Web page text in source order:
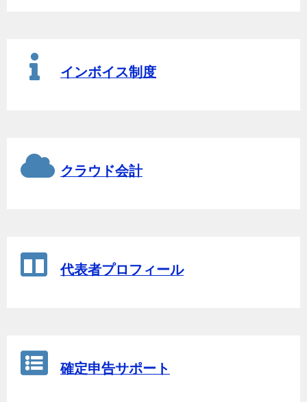
インボイス制度
クラウド会計
代表者プロフィール
確定申告サポート